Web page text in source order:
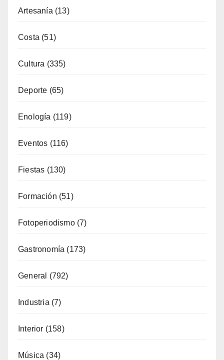
Alicante Gastronomía
Alojamiento
Artesanía(13)
Costa(51)
Cultura(335)
Deporte (65)
Enología(119)
Eventos(116)
Fiestas(130)
Formación(51)
Fotoperiodismo
Gastronomía
General(792)
Industria(7)